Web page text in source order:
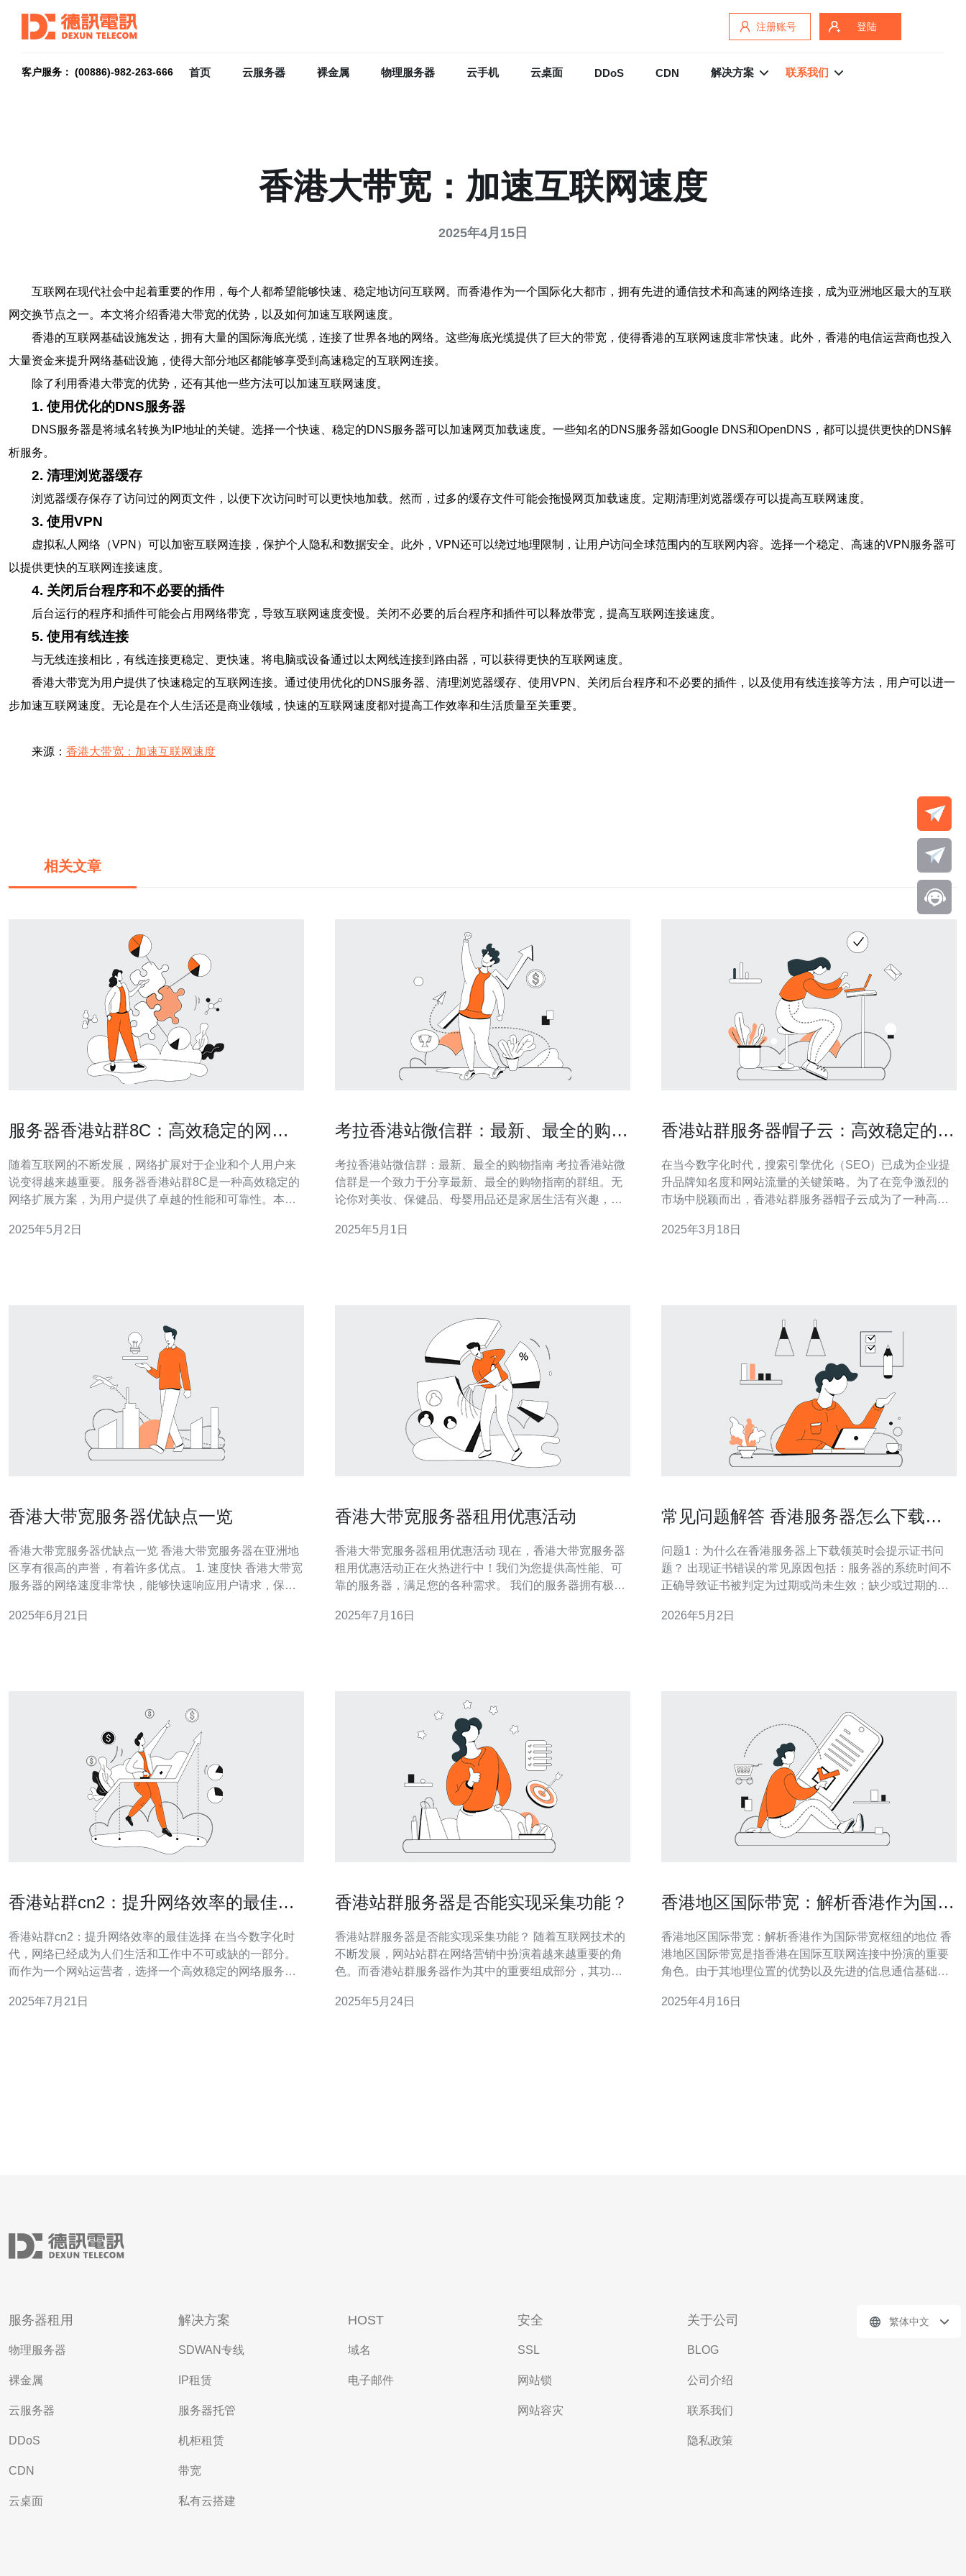
注册账号 登陆
客户服务： (00886)-982-263-666 首页 云服务器 裸金属 物理服务器 云手机 云桌面 DDoS CDN 解决方案 联系我们
香港大带宽：加速互联网速度
2025年4月15日
互联网在现代社会中起着重要的作用，每个人都希望能够快速、稳定地访问互联网。而香港作为一个国际化大都市，拥有先进的通信技术和高速的网络连接，成为亚洲地区最大的互联
网交换节点之一。本文将介绍香港大带宽的优势，以及如何加速互联网速度。
香港的互联网基础设施发达，拥有大量的国际海底光缆，连接了世界各地的网络。这些海底光缆提供了巨大的带宽，使得香港的互联网速度非常快速。此外，香港的电信运营商也投入
大量资金来提升网络基础设施，使得大部分地区都能够享受到高速稳定的互联网连接。
除了利用香港大带宽的优势，还有其他一些方法可以加速互联网速度。
1. 使用优化的DNS服务器
DNS服务器是将域名转换为IP地址的关键。选择一个快速、稳定的DNS服务器可以加速网页加载速度。一些知名的DNS服务器如Google DNS和OpenDNS，都可以提供更快的DNS解
析服务。
2. 清理浏览器缓存
浏览器缓存保存了访问过的网页文件，以便下次访问时可以更快地加载。然而，过多的缓存文件可能会拖慢网页加载速度。定期清理浏览器缓存可以提高互联网速度。
3. 使用VPN
虚拟私人网络（VPN）可以加密互联网连接，保护个人隐私和数据安全。此外，VPN还可以绕过地理限制，让用户访问全球范围内的互联网内容。选择一个稳定、高速的VPN服务器可
以提供更快的互联网连接速度。
4. 关闭后台程序和不必要的插件
后台运行的程序和插件可能会占用网络带宽，导致互联网速度变慢。关闭不必要的后台程序和插件可以释放带宽，提高互联网连接速度。
5. 使用有线连接
与无线连接相比，有线连接更稳定、更快速。将电脑或设备通过以太网线连接到路由器，可以获得更快的互联网速度。
香港大带宽为用户提供了快速稳定的互联网连接。通过使用优化的DNS服务器、清理浏览器缓存、使用VPN、关闭后台程序和不必要的插件，以及使用有线连接等方法，用户可以进一
步加速互联网速度。无论是在个人生活还是商业领域，快速的互联网速度都对提高工作效率和生活质量至关重要。
来源： 香港大带宽：加速互联网速度
相关文章
服务器香港站群8C：高效稳定的网络
随着互联网的不断发展，网络扩展对于企业和个人用户来
说变得越来越重要。服务器香港站群8C是一种高效稳定的
网络扩展方案，为用户提供了卓越的性能和可靠性。本文
使用该方案。 服务器香港站群8C采用了先进的技术和架
2025年5月2日
考拉香港站微信群：最新、最全的购物
考拉香港站微信群：最新、最全的购物指南 考拉香港站微
信群是一个致力于分享最新、最全的购物指南的群组。无
论你对美妆、保健品、母婴用品还是家居生活有兴趣，我
他购物爱好者交流经验、分享心得。 2.1 最新资讯：我们
2025年5月1日
香港站群服务器帽子云：高效稳定的
在当今数字化时代，搜索引擎优化（SEO）已成为企业提
升品牌知名度和网站流量的关键策略。为了在竞争激烈的
市场中脱颖而出，香港站群服务器帽子云成为了一种高效
算技术的服务器集群系统，旨在为企业提供高效稳定的
2025年3月18日
香港大带宽服务器优缺点一览
香港大带宽服务器优缺点一览 香港大带宽服务器在亚洲地
区享有很高的声誉，有着许多优点。 1. 速度快 香港大带宽
服务器的网络速度非常快，能够快速响应用户请求，保证
常高，能够保证网站的持续在线运行，避免因服务器故障
2025年6月21日
香港大带宽服务器租用优惠活动
香港大带宽服务器租用优惠活动 现在，香港大带宽服务器
租用优惠活动正在火热进行中！我们为您提供高性能、可
靠的服务器，满足您的各种需求。 我们的服务器拥有极高
2025年7月16日
常见问题解答 香港服务器怎么下载领
问题1：为什么在香港服务器上下载领英时会提示证书问
题？ 出现证书错误的常见原因包括：服务器的系统时间不
正确导致证书被判定为过期或尚未生效；缺少或过期的根
了中间人（MITM）或企业代理替换了证书；DNS被篡改或
2026年5月2日
香港站群cn2：提升网络效率的最佳选
香港站群cn2：提升网络效率的最佳选择 在当今数字化时
代，网络已经成为人们生活和工作中不可或缺的一部分。
而作为一个网站运营者，选择一个高效稳定的网络服务器
cn2就是一个提升网络效率的最佳选择。 香港站群cn2是一
2025年7月21日
香港站群服务器是否能实现采集功能？
香港站群服务器是否能实现采集功能？ 随着互联网技术的
不断发展，网站站群在网络营销中扮演着越来越重要的角
色。而香港站群服务器作为其中的重要组成部分，其功能
可少的一环。那么，香港站群服务器是否能实现采集功能
2025年5月24日
香港地区国际带宽：解析香港作为国际
香港地区国际带宽：解析香港作为国际带宽枢纽的地位 香
港地区国际带宽是指香港在国际互联网连接中扮演的重要
角色。由于其地理位置的优势以及先进的信息通信基础设
质量的互联网连接。 香港位于亚洲的中心地带，毗邻中国
2025年4月16日
服务器租用
物理服务器
裸金属
云服务器
DDoS
CDN
云桌面
解决方案
SDWAN专线
IP租赁
服务器托管
机柜租赁
带宽
私有云搭建
HOST
域名
电子邮件
安全
SSL
网站锁
网站容灾
关于公司
BLOG
公司介绍
联系我们
隐私政策
繁体中文